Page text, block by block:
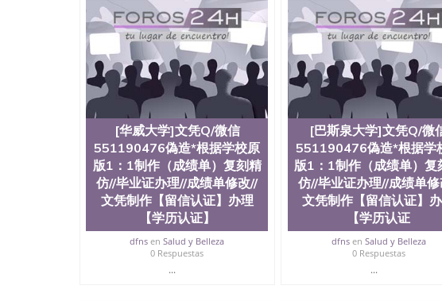
工程与科学学院、人文学院、护理学院、科学学院等。学校的
前十五名，且继续攀升中。纽约大学为学生们提供本科、硕士及
学、MBA、财务、教育、建筑工程、经济、医学、护理、文学
程、天文学、农业、环境污染控制、历史、电气工程、生物工
工程、航天工程、土木工程、数学、化学、英语、社会科学、
机科学、物理学、人工智能、商科、金融专业 1、客户提供相关
案； 2、补充毕业证成绩单等相关材料； 3、留服注册申请账号
同客户本人一起去留服递交材料； 5、等待结果，完成结果书留
付余款。 我们对海外大学及学院的毕业证成绩单所使用的材料
底纹，钢印LOGO烫金烫银，LOGO烫金烫银复合重叠。 文字图
防伪）都有原版本文凭对照。质量得到了广大海外客户群体的认
到与时俱进，及时掌握各大院校的（毕业证，成绩单，资格证
等相关材料）的版本更新信息， 能够在时间掌握的海外学历文
等等，并在时间收集到原版实物，以求达到客户的需求。 我们
较高性价比，通过品质和效率不断优化，为您倾情诠释什么是
信:551190476 Q/微信:551190476办理毕业证成绩单、教育部认
公司专业制作、办理、仿制、成绩单文凭、改成绩、教育部学历
[华威大学]文凭Q/微信
551190476偽造*根据学校原
版1：1制作（成绩单）复刻精
仿//毕业证办理//成绩单修改//
文凭制作【留信认证】办理
【学历认证】
dfns enSalud y Belleza
0 Respuestas
...
[巴斯泉大学]文凭Q/微
551190476偽造*根据学
版1：1制作（成绩单）复
仿//毕业证办理//成绩单
文凭制作【留信认证】
【学历认证
dfnsen Salud y Belleza
0 Respuestas
...